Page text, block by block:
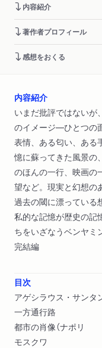
内容紹介
著作者プロフィール
感想をおくる
内容紹介
いまだ批評ではないが
のイメージ―ひとつの
表情、ある匂い、ある
憶に蘇ってきた風景の
のほんの一行、映画の
望など。現実と幻想の
過去の閾に漂っている
私的な記憶が歴史の記
ちをいざなうベンヤミ
完結編
目次
アゲシラウス・サンタ
一方通行路
都市の肖像（ナポリ
モスクワ